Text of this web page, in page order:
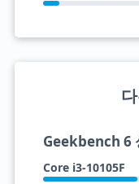
Geekbench 6
Core i3-10105F